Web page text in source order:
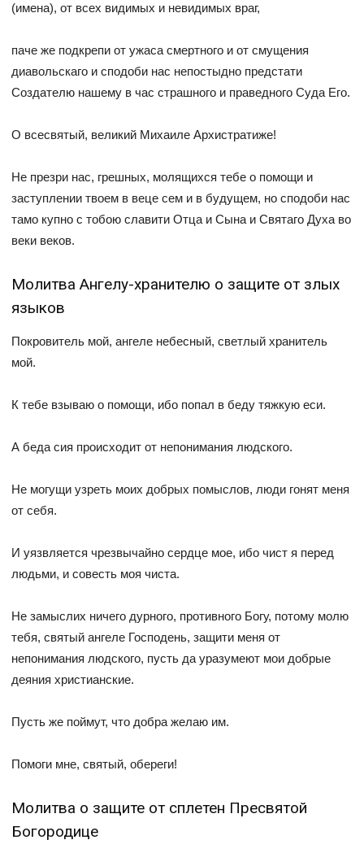
(имена), от всех видимых и невидимых враг,
паче же подкрепи от ужаса смертного и от смущения
диавольскаго и сподоби нас непостыдно предстати
Создателю нашему в час страшного и праведного Суда Его.
О всесвятый, великий Михаиле Архистратиже!
Не презри нас, грешных, молящихся тебе о помощи и
заступлении твоем в веце сем и в будущем, но сподоби нас
тамо купно с тобою славити Отца и Сына и Святаго Духа во
веки веков.
Молитва Ангелу-хранителю о защите от злых
языков
Покровитель мой, ангеле небесный, светлый хранитель
мой.
К тебе взываю о помощи, ибо попал в беду тяжкую еси.
А беда сия происходит от непонимания людского.
Не могущи узреть моих добрых помыслов, люди гонят меня
от себя.
И уязвляется чрезвычайно сердце мое, ибо чист я перед
людьми, и совесть моя чиста.
Не замыслих ничего дурного, противного Богу, потому молю
тебя, святый ангеле Господень, защити меня от
непонимания людского, пусть да уразумеют мои добрые
деяния христианские.
Пусть же поймут, что добра желаю им.
Помоги мне, святый, обереги!
Молитва о защите от сплетен Пресвятой
Богородице